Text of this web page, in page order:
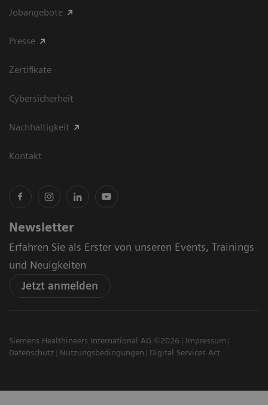
Jobangebote
Presse
Zertifikate
Cybersicherheit
Nachhaltigkeit
Kontakt
Newsletter
Erfahren Sie als Erster von unseren Events, Trainings
und Neuigkeiten
Jetzt anmelden
Siemens Healthineers International AG ©2026
Impressum
Datenschutz
Nutzungsbedingungen Digital Services Act